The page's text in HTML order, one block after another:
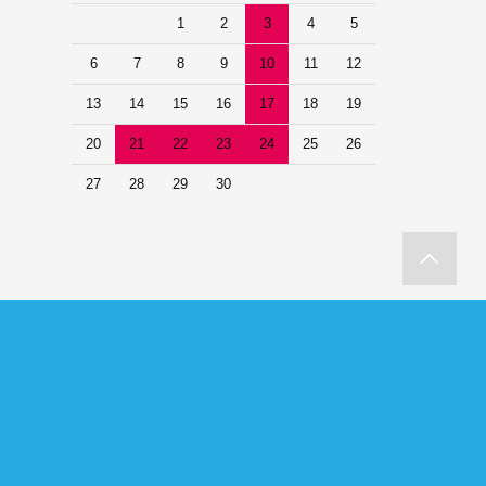
1 2 3 4 5
6 7 8 9 10 11 12
13 14 15 16 17 18 19
20 21 22 23 24 25 26
27 28 29 30